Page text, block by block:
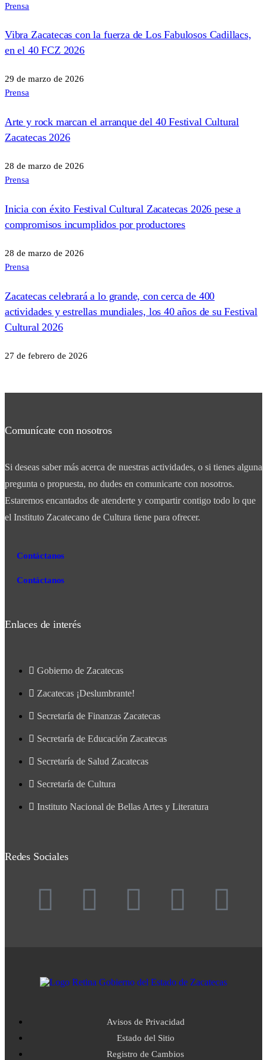
Prensa
Vibra Zacatecas con la fuerza de Los Fabulosos Cadillacs,
en el 40 FCZ 2026
29 de marzo de 2026
Prensa
Arte y rock marcan el arranque del 40 Festival Cultural
Zacatecas 2026
28 de marzo de 2026
Prensa
Inicia con éxito Festival Cultural Zacatecas 2026 pese a
compromisos incumplidos por productores
28 de marzo de 2026
Prensa
Zacatecas celebrará a lo grande, con cerca de 400
actividades y estrellas mundiales, los 40 años de su Festival
Cultural 2026
27 de febrero de 2026
Comunícate con nosotros
Si deseas saber más acerca de nuestras actividades, o si tienes alguna
pregunta o propuesta, no dudes en comunicarte con nosotros.
Estaremos encantados de atenderte y compartir contigo todo lo que
el Instituto Zacatecano de Cultura tiene para ofrecer.
Contáctanos
Contáctanos
Enlaces de interés
Gobierno de Zacatecas
Zacatecas ¡Deslumbrante!
Secretaría de Finanzas Zacatecas
Secretaría de Educación Zacatecas
Secretaría de Salud Zacatecas
Secretaría de Cultura
Instituto Nacional de Bellas Artes y Literatura
Redes Sociales
Avisos de Privacidad
Estado del Sitio
Registro de Cambios